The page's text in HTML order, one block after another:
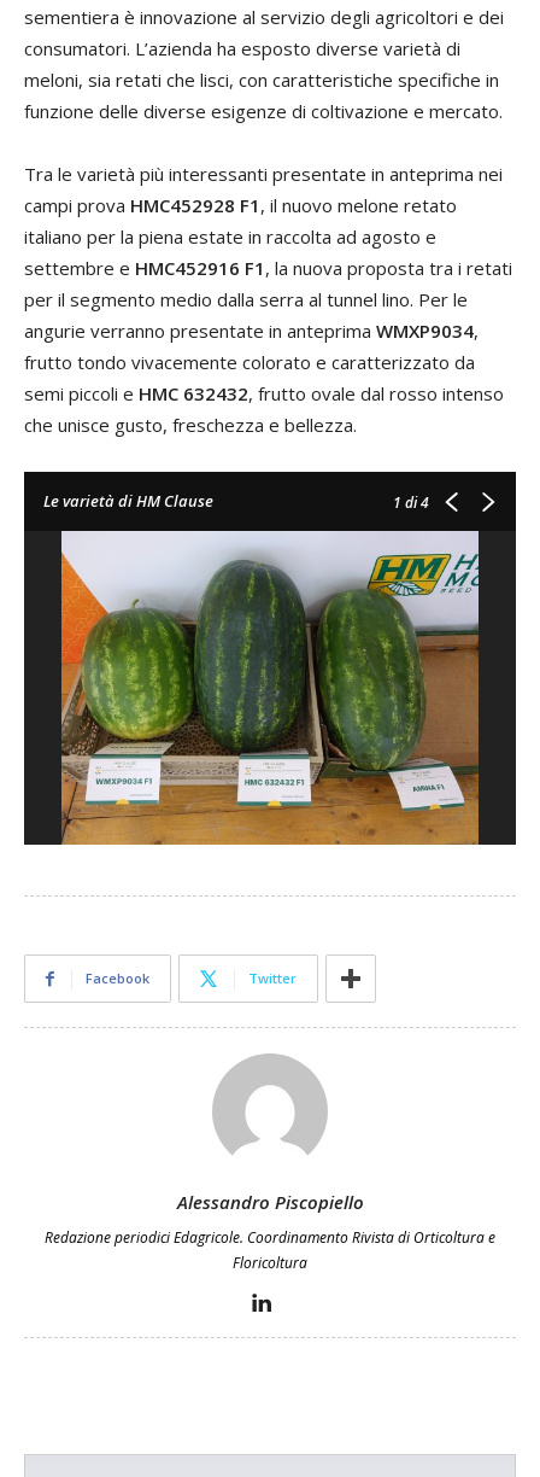
sementiera è innovazione al servizio degli agricoltori e dei
consumatori. L’azienda ha esposto diverse varietà di
meloni, sia retati che lisci, con caratteristiche specifiche in
funzione delle diverse esigenze di coltivazione e mercato.
Tra le varietà più interessanti presentate in anteprima nei
campi prova HMC452928 F1 , il nuovo melone retato
italiano per la piena estate in raccolta ad agosto e
settembre e HMC452916 F1 , la nuova proposta tra i retati
per il segmento medio dalla serra al tunnel lino. Per le
angurie verranno presentate in anteprima WMXP9034,
frutto tondo vivacemente colorato e caratterizzato da
semi piccoli e HMC 632432, frutto ovale dal rosso intenso
che unisce gusto, freschezza e bellezza.
Le varietà di HM Clause 1 di 4
Facebook Twitter
Alessandro Piscopiello
Redazione periodici Edagricole. Coordinamento Rivista di Orticoltura e
Floricoltura